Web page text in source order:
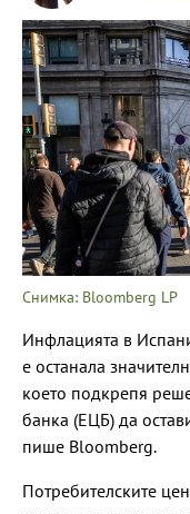
Снимка: Bloomberg LP
Инфлацията в
е останала
което подкрепя
банка (ЕЦБ) да
пише Bloomberg.
Потребителските